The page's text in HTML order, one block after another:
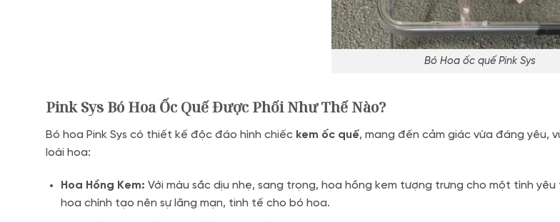
Bó Hoa ốc quế Pink Sys
Pink Sys Bó Hoa Ốc Quế Được Phối Như Thế Nào?
Bó hoa Pink Sys có thiết kế độc đáo hình chiếc kem ốc quế, mang đến cảm giác vừa đáng yêu,
loài hoa:
Hoa Hồng Kem: Với màu sắc dịu nhẹ, sang trọng, hoa hồng kem tượng trưng cho một tình
hoa chính tạo nên sự lãng mạn, tinh tế cho bó hoa.